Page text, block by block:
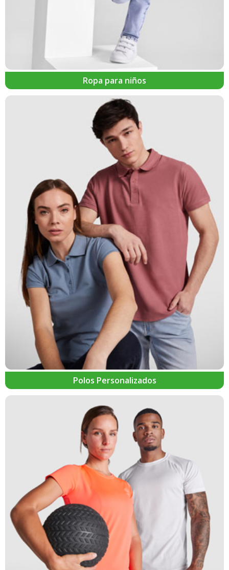
Ropa para niños
Polos Personalizados